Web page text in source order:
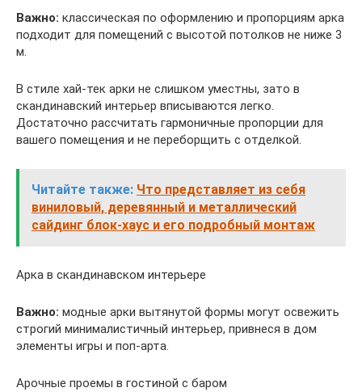
Важно: классическая по оформлению и пропорциям арка
подходит для помещений с высотой потолков не ниже 3
м.
В стиле хай-тек арки не слишком уместны, зато в
скандинавский интерьер вписываются легко.
Достаточно рассчитать гармоничные пропорции для
вашего помещения и не переборщить с отделкой.
Читайте также: Что представляет из себя
виниловый, деревянный и металлический
сайдинг блок-хаус и его подробный монтаж
Арка в скандинавском интерьере
Важно: модные арки вытянутой формы могут освежить
строгий минималистичный интерьер, привнеся в дом
элементы игры и поп-арта.
Арочные проемы в гостиной с баром